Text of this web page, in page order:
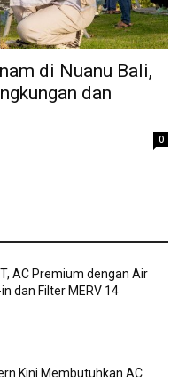
di Nuanu Bali,
dan
0
AC Premium dengan Air
dan Filter MERV 14
Kini Membutuhkan AC